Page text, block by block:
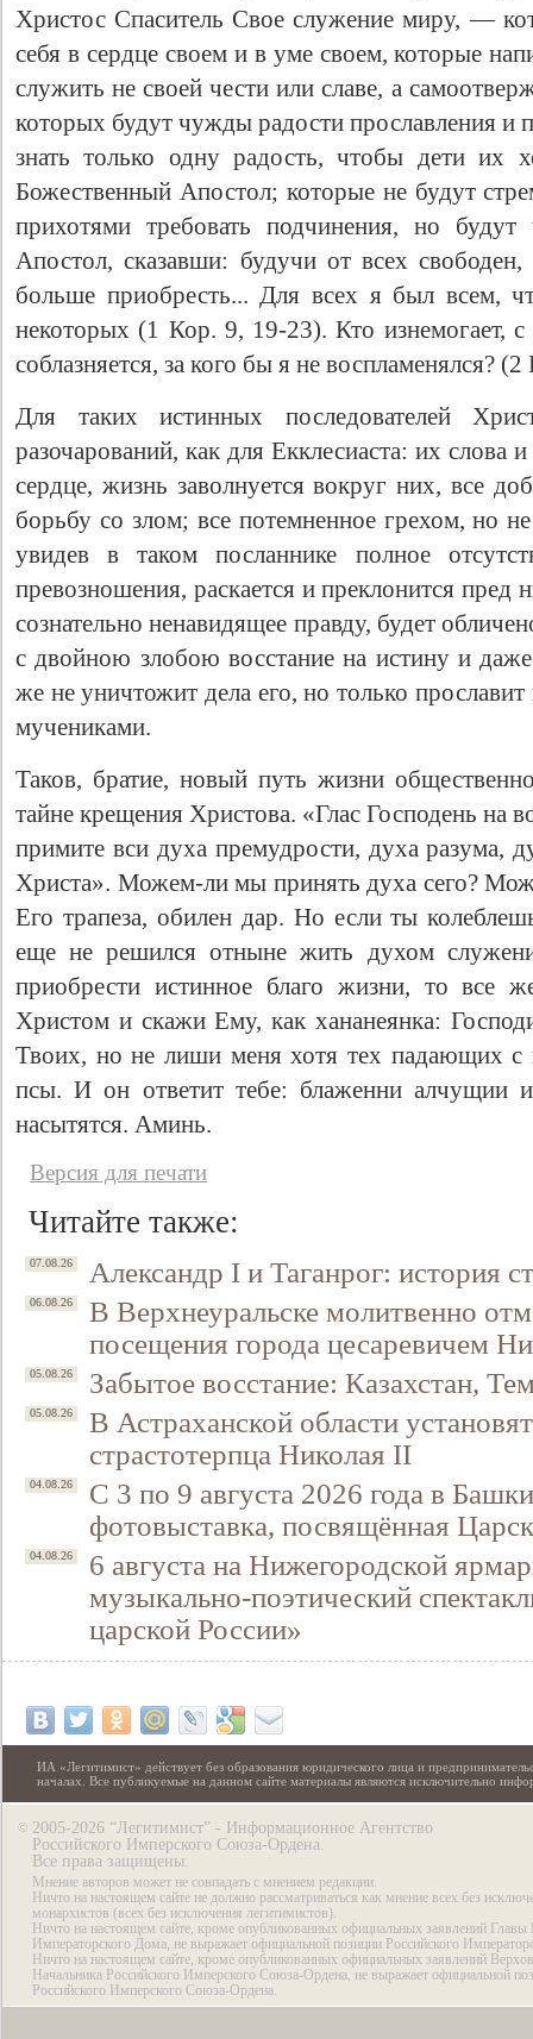
Христос Спаситель Свое служение миру, —
себя в сердце своем и в уме своем, которые
служить не своей чести или славе, а
которых будут чужды радости прославления и
знать только одну радость, чтобы дети их
Божественный Апостол; которые не будут
прихотями требовать подчинения, но будут
Апостол, сказавши: будучи от всех
больше приобресть... Для всех я был всем,
некоторых (1 Кор. 9, 19-23). Кто изнемогает,
соблазняется, за кого бы я не воспламенялся?
Для таких истинных последователей
разочарований, как для Екклесиаста: их слова
сердце, жизнь заволнуется вокруг них, все
борьбу со злом; все потемненное грехом, но
увидев в таком посланнике полное
превозношения, раскается и преклонится пред
сознательно ненавидящее правду, будет
с двойною злобою восстание на истину и
же не уничтожит дела его, но только
мучениками.
Таков, братие, новый путь жизни
тайне крещения Христова. «Глас Господень на
примите вси духа премудрости, духа разума,
Христа». Можем-ли мы принять духа сего?
Его трапеза, обилен дар. Но если ты
еще не решился отныне жить духом
приобрести истинное благо жизни, то все
Христом и скажи Ему, как хананеянка:
Твоих, но не лиши меня хотя тех падающих с
псы. И он ответит тебе: блаженни алчущии
насытятся. Аминь.
Версия для печати
Читайте также:
07.08.26 Александр I и Таганрог: история
06.08.26
В Верхнеуральске молитвенно
посещения города цесаревичем
05.08.26 Забытое восстание: Казахстан,
05.08.26
В Астраханской области
страстотерпца Николая II
04.08.26
С 3 по 9 августа 2026 года в
фотовыставка, посвящённая
04.08.26
6 августа на Нижегородской
музыкально-поэтический
царской России»
ИА «Легитимист» действует без образования юридического лица и
началах. Все публикуемые на данном сайте материалы являются исключительно
© 2005-2026 “Легитимист” - Информационное Агентство
Российского Имперского Союза-Ордена.
Все права защищены.
Мнение авторов может не совпадать с мнением редакции.
Ничто на настоящем сайте не должно рассматриваться как мнение всех без
монархистов (всех без исключения легитимистов).
Ничто на настоящем сайте, кроме опубликованных официальных заявлений Главы
Императорского Дома, не выражает официальной позиции Российского
Ничто на настоящем сайте, кроме опубликованных официальных заявлений
Начальника Российского Имперского Союза-Ордена, не выражает официальной
Российского Имперского Союза-Ордена.